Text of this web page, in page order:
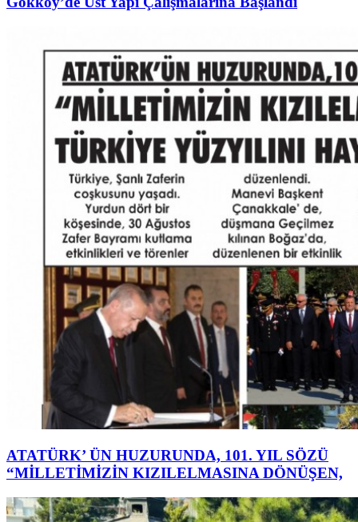
ATATÜRK’ ÜN HUZURUNDA, 101. YIL SÖZÜ
“MİLLETİMİZİN KIZILELMASINA DÖNÜŞEN,